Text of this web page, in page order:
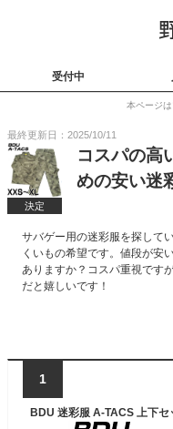
受付中
本ページ
最終更新日：2025/10/11
決定
コスパの高
めの安い迷
サバゲー用の迷彩服を探して
くいもの希望です。値段が安
ありますか？コスパ重視です
だと嬉しいです！
1